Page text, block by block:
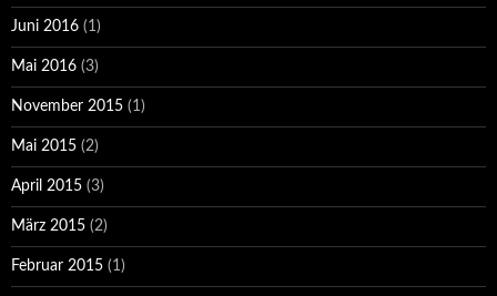
Juni 2016 (1)
Mai 2016 (3)
November 2015 (1)
Mai 2015 (2)
April 2015 (3)
März 2015 (2)
Februar 2015 (1)